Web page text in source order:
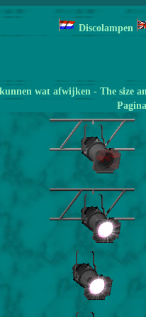
Discolampen
wat afwijken - The size